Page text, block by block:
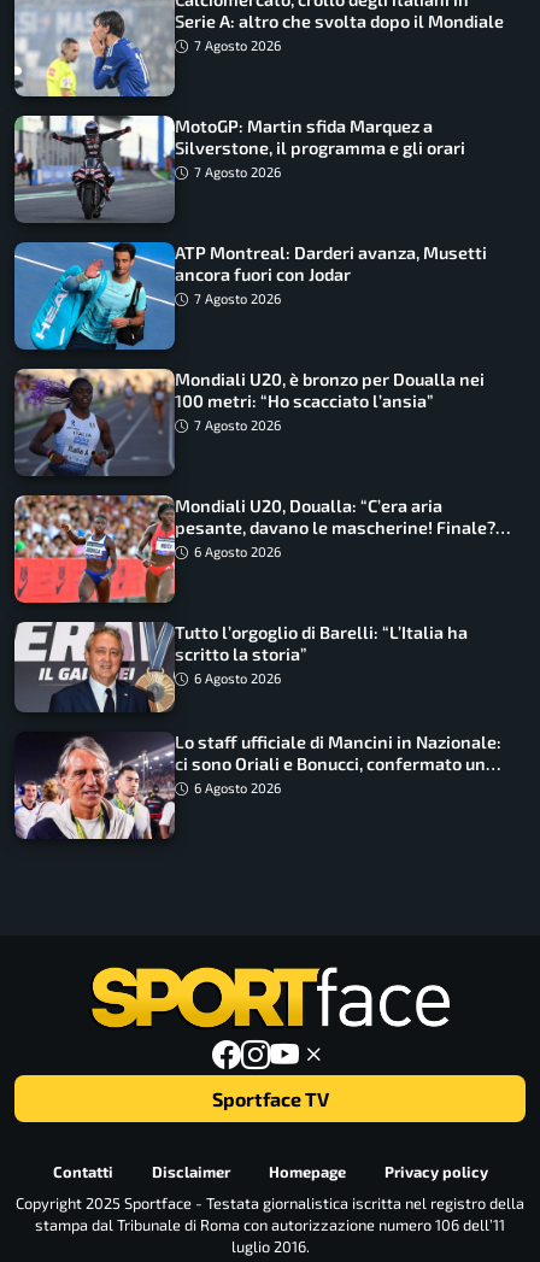
Serie A: altro che svolta dopo il Mondiale
7 Agosto 2026
MotoGP: Martin sfida Marquez a
Silverstone, il programma e gli orari
7 Agosto 2026
ATP Montreal: Darderi avanza, Musetti
ancora fuori con Jodar
7 Agosto 2026
Mondiali U20, è bronzo per Doualla nei
100 metri: “Ho scacciato l’ansia”
7 Agosto 2026
Mondiali U20, Doualla: “C’era aria
pesante, davano le mascherine! Finale?
Non ho nulla da perdere”
6 Agosto 2026
Tutto l’orgoglio di Barelli: “L’Italia ha
scritto la storia”
6 Agosto 2026
Lo staff ufficiale di Mancini in Nazionale:
ci sono Oriali e Bonucci, confermato un
ritorno
6 Agosto 2026
Sportface TV
Contatti Disclaimer Homepage
Privacy policy
Copyright 2025 Sportface - Testata giornalistica iscritta nel registro della
stampa dal Tribunale di Roma con autorizzazione numero 106 dell’11
luglio 2016.